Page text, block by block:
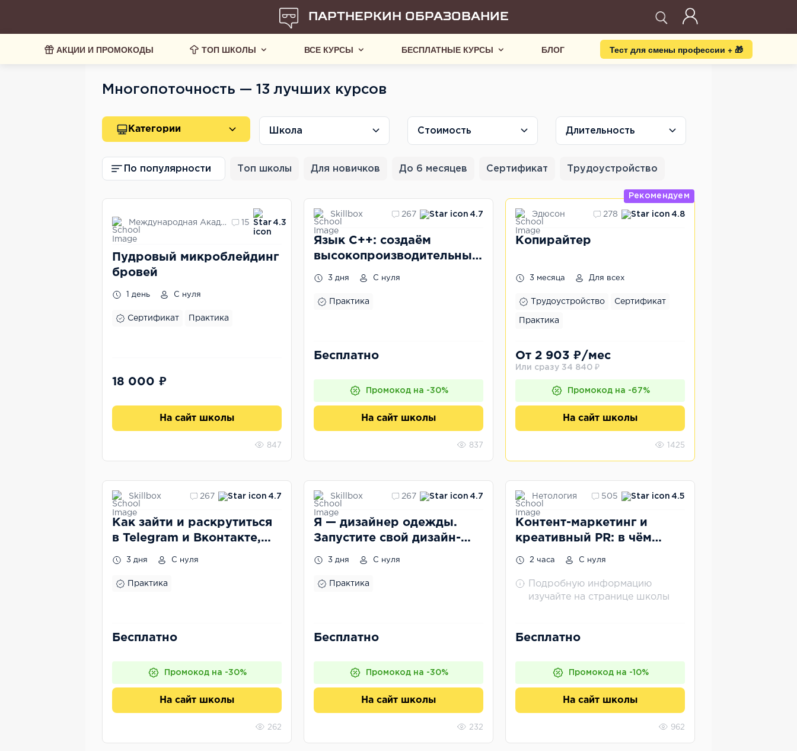
ПАРТНЕРКИН ОБРАЗОВАНИЕ
АКЦИИ И ПРОМОКОДЫ ТОП ШКОЛЫ ВСЕ КУРСЫ БЕСПЛАТНЫЕ КУРСЫ БЛОГ Тест для смены профессии + 🎁
Многопоточность — 13 лучших курсов
Категории Школа Стоимость Длительность
По популярности Топ школы Для новичков До 6 месяцев Сертификат Трудоустройство
Международная Академия Красоты 15 4.3
Пудровый микроблейдинг
бровей
1 день С нуля
Сертификат Практика
18 000 ₽
На сайт школы
847
Skillbox 267 4.7
Язык C++: создаём
высокопроизводительный
3 дня С нуля
Практика
Бесплатно
Промокод на -30%
На сайт школы
837
Рекомендуем
Эдюсон 278 4.8
Копирайтер
3 месяца Для всех
Трудоустройство Сертификат
Практика
От 2 903 ₽/мес
Или сразу 34 840 ₽
Промокод на -67%
На сайт школы
1425
Skillbox 267 4.7
Как зайти и раскрутиться
в Telegram и Вконтакте,
3 дня С нуля
Практика
Бесплатно
Промокод на -30%
На сайт школы
262
Skillbox 267 4.7
Я — дизайнер одежды.
Запустите свой дизайн-
3 дня С нуля
Практика
Бесплатно
Промокод на -30%
На сайт школы
232
Нетология 505 4.5
Контент-маркетинг и
креативный PR: в чём
2 часа С нуля
Подробную информацию
изучайте на странице школы
Бесплатно
Промокод на -10%
На сайт школы
962